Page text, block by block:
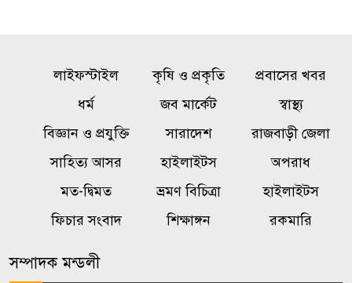
রাষ্ট্রপতি নির্বাচনে বিএনপির দুই
মনোনয়নপত্র সংগ্রহ
মহেশখালীর মাতারবাড়িতে
কোটালীপাড়ায় প্যারোলে মুক্তি পেয়ে
লাইফস্টাইল কৃষি ও প্রকৃতি
প্রবাসের খবর
ধর্ম
জব মার্কেট
স্বাস্থ্য
বিজ্ঞান ও প্রযুক্তি
সারাদেশ
রাজবাড়ী জেলা
সাহিত্য আসর
হাইলাইটস
অপরাধ
মত-দ্বিমত
ভ্রমণ বিচিত্রা
হাইলাইটস
ফিচার সংবাদ
শিক্ষাঙ্গন রকমারি
সম্পাদক মন্ডলী